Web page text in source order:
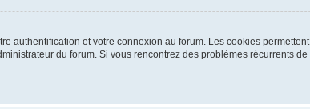
authentification et votre connexion au forum. Les cookies
du forum. Si vous rencontrez des problèmes récurrents